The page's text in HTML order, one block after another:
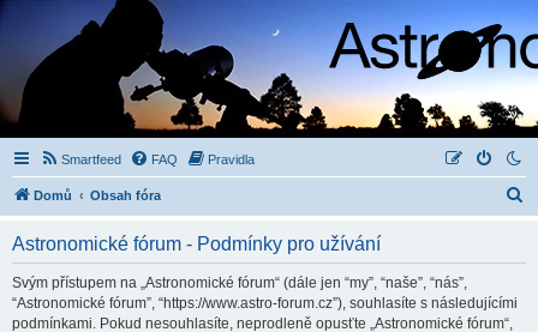
Smartfeed FAQ Pravidla
Domů Obsah fóra
Astronomické fórum - Podmínky pro užívání
Svým přístupem na „Astronomické fórum“ (dále jen “my”, “naše”, “nás”,
“Astronomické fórum”, “https://www.astro-forum.cz”), souhlasíte s následujícími
podmínkami. Pokud nesouhlasíte, neprodleně opusťte „Astronomické fórum“,